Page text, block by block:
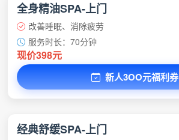
全身精油SPA-上门
改善睡眠、消除疲劳
服务时长：70分钟
现价398元
新人3OO元福利券
经典舒缓SPA-上门